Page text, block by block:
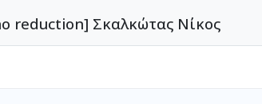
reduction] Σκαλκώτας Νίκος